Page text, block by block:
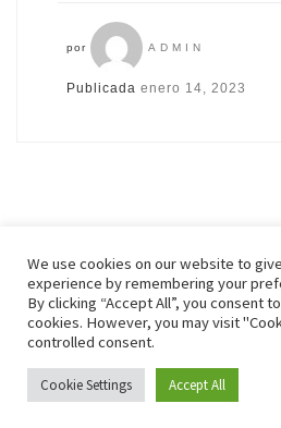
por ADMIN
Publicada enero 14, 2023
© 2026Zenonchess Ediciones–
Funciona con – Diseñado
We use cookies on our website to
experience by remembering your
By clicking “Accept All”, you consent
cookies. However, you may visit
controlled consent.
Cookie Settings Accept All